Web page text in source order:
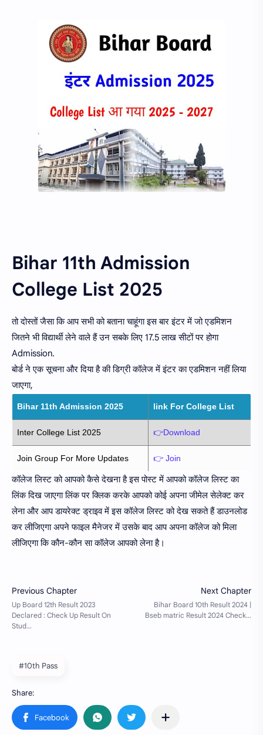
Bihar 11th Admission
College List 2025
तो दोस्तों जैसा कि आप सभी को बताना चाहूंगा इस बार इंटर में जो एडमिशन
जितने भी विद्यार्थी लेने वाले हैं उन सबके लिए 17.5 लाख सीटों पर होगा
Admission.
बोर्ड ने एक सूचना और दिया है की डिग्री कॉलेज में इंटर का एडमिशन नहीं लिया
जाएगा,
Bihar 11th Admission 2025 link For College List
Inter College List 2025 👉Download
Join Group For More Updates 👉 Join
कॉलेज लिस्ट को आपको कैसे देखना है इस पोस्ट में आपको कॉलेज लिस्ट का
लिंक दिख जाएगा लिंक पर क्लिक करके आपको कोई अपना जीमेल सेलेक्ट कर
लेना और आप डायरेक्ट ड्राइव में इस कॉलेज लिस्ट को देख सकते हैं डाउनलोड
कर लीजिएगा अपने फाइल मैनेजर में उसके बाद आप अपना कॉलेज को मिला
लीजिएगा कि कौन-कौन सा कॉलेज आपको लेना है।
#10th Pass